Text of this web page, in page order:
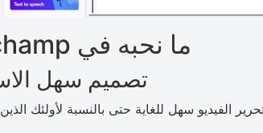
ما نحبه في Clipchamp
تصميم سهل
الفيديو سهل للغاية حتى بالنسبة لأولئك